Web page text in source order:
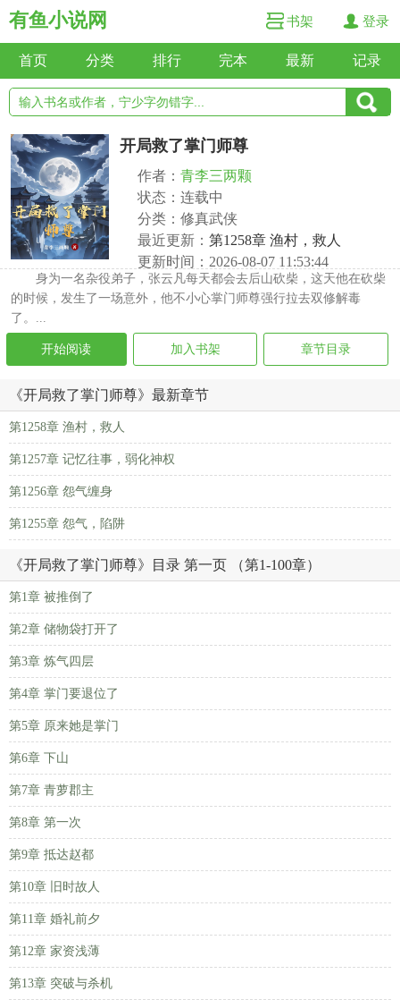
有鱼小说网 书架 登录
首页 分类 排行 完本 最新 记录
开局救了掌门师尊
作者： 青李三两颗
状态：连载中
分类：修真武侠
最近更新： 第1258章 渔村，救人
更新时间：2026-08-07 11:53:44
身为一名杂役弟子，张云凡每天都会去后山砍柴，这天他在砍柴
的时候，发生了一场意外，他不小心掌门师尊强行拉去双修解毒
了。...
开始阅读 加入书架 章节目录
《开局救了掌门师尊》最新章节
第1258章 渔村，救人
第1257章 记忆往事，弱化神权
第1256章 怨气缠身
第1255章 怨气，陷阱
《开局救了掌门师尊》目录 第一页 （第1-100章）
第1章 被推倒了
第2章 储物袋打开了
第3章 炼气四层
第4章 掌门要退位了
第5章 原来她是掌门
第6章 下山
第7章 青萝郡主
第8章 第一次
第9章 抵达赵都
第10章 旧时故人
第11章 婚礼前夕
第12章 家资浅薄
第13章 突破与杀机